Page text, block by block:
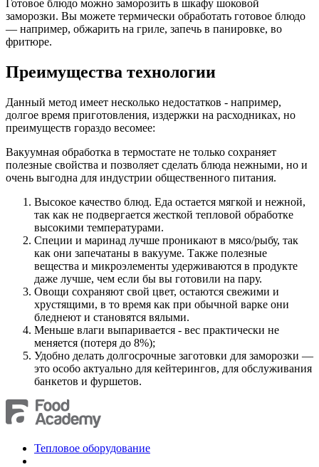
Готовое блюдо можно заморозить в шкафу шоковой
заморозки. Вы можете термически обработать готовое блюдо
— например, обжарить на гриле, запечь в панировке, во
фритюре.
Преимущества технологии
Данный метод имеет несколько недостатков - например,
долгое время приготовления, издержки на расходниках, но
преимуществ гораздо весомее:
Вакуумная обработка в термостате не только сохраняет
полезные свойства и позволяет сделать блюда нежными, но и
очень выгодна для индустрии общественного питания.
Высокое качество блюд. Еда остается мягкой и нежной,
так как не подвергается жесткой тепловой обработке
высокими температурами.
Специи и маринад лучше проникают в мясо/рыбу, так
как они запечатаны в вакууме. Также полезные
вещества и микроэлементы удерживаются в продукте
даже лучше, чем если бы вы готовили на пару.
Овощи сохраняют свой цвет, остаются свежими и
хрустящими, в то время как при обычной варке они
бледнеют и становятся вялыми.
Меньше влаги выпаривается - вес практически не
меняется (потеря до 8%);
Удобно делать долгосрочные заготовки для заморозки —
это особо актуально для кейтерингов, для обслуживания
банкетов и фуршетов.
Тепловое оборудование